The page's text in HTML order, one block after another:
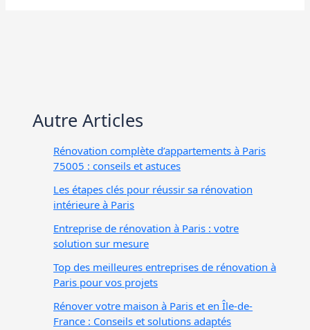
Autre Articles
Rénovation complète d’appartements à Paris
75005 : conseils et astuces
Les étapes clés pour réussir sa rénovation
intérieure à Paris
Entreprise de rénovation à Paris : votre
solution sur mesure
Top des meilleures entreprises de rénovation à
Paris pour vos projets
Rénover votre maison à Paris et en Île-de-
France : Conseils et solutions adaptés